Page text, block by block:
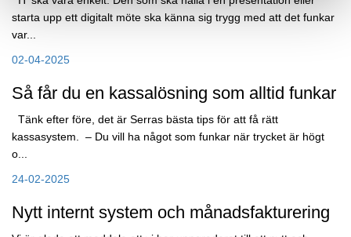
starta upp ett digitalt möte ska känna sig trygg med att det funkar
var...
02-04-2025
Så får du en kassalösning som alltid funkar
Tänk efter före, det är Serras bästa tips för att få rätt
kassasystem. – Du vill ha något som funkar när trycket är högt
o...
24-02-2025
Nytt internt system och månadsfakturering